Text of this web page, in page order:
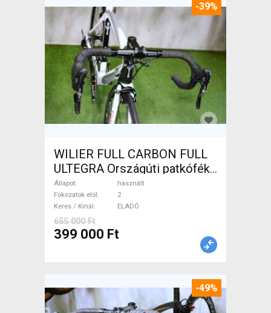
-39%
WILIER FULL CARBON FULL
ULTEGRA Országúti patkófék
használt ELADÓ
Állapot
használt
Fokozatok elöl
2
Keres / Kínál
ELADÓ
655 000 Ft
399 000 Ft
-49%